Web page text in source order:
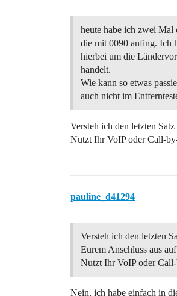
heute habe ich zwei Mal
die mit 0090 anfing. Ich
hierbei um die
handelt.
Wie kann so etwas
auch nicht im
Versteh ich den letzten
Nutzt Ihr VoIP oder Call-
pauline_d41294
Versteh ich den letzten
Eurem Anschluss aus
Nutzt Ihr VoIP oder
Nein, ich habe einfach in